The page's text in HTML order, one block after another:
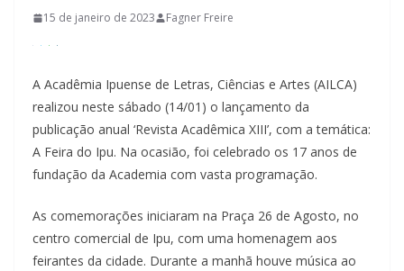
15 de janeiro de 2023 Fagner Freire
A Acadêmia Ipuense de Letras, Ciências e Artes (AILCA)
realizou neste sábado (14/01) o lançamento da
publicação anual ‘Revista Acadêmica XIII’, com a temática:
A Feira do Ipu. Na ocasião, foi celebrado os 17 anos de
fundação da Academia com vasta programação.
As comemorações iniciaram na Praça 26 de Agosto, no
centro comercial de Ipu, com uma homenagem aos
feirantes da cidade. Durante a manhã houve música ao